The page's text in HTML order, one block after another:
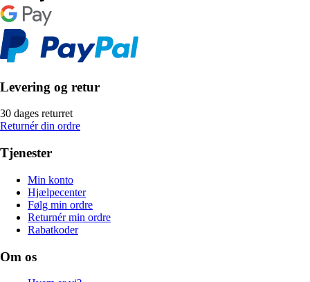
Levering og retur
30 dages returret
Returnér din ordre
Tjenester
Min konto
Hjælpecenter
Følg min ordre
Returnér min ordre
Rabatkoder
Om os